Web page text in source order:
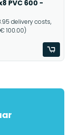
PVC 600 -
delivery costs,
100.00)